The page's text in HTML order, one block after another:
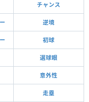
チャンス
逆境
初球
選球眼
意外性
走塁